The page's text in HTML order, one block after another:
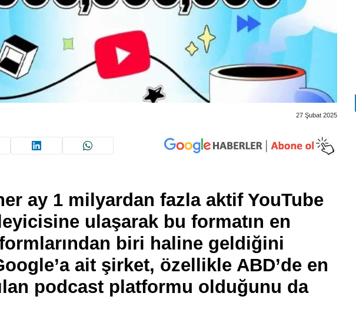
27 Şubat 2025
ay 1 milyardan fazla aktif YouTube
ulaşarak bu formatın en
biri haline geldiğini
ait şirket, özellikle ABD’de en
podcast platformu olduğunu da